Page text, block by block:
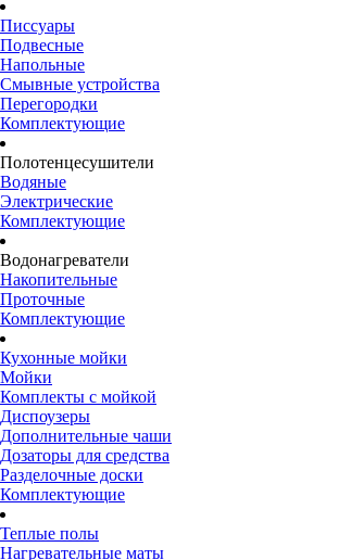
Писсуары
Подвесные
Напольные
Смывные устройства
Перегородки
Комплектующие
Полотенцесушители
Водяные
Электрические
Комплектующие
Водонагреватели
Накопительные
Проточные
Комплектующие
Кухонные мойки
Мойки
Комплекты с мойкой
Диспоузеры
Дополнительные чаши
Дозаторы для средства
Разделочные доски
Комплектующие
Теплые полы
Нагревательные маты